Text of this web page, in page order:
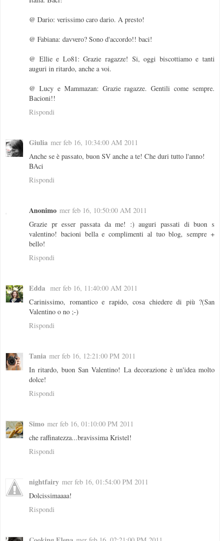
@ Dario: verissimo caro dario. A presto!
@ Fabiana: davvero? Sono d'accordo!! baci!
@ Ellie e Lo81: Grazie ragazze! Si, oggi biscottiamo e tanti
auguri in ritardo, anche a voi.
@ Lucy e Mammazan: Grazie ragazze. Gentili come sempre.
Bacioni!!
Rispondi
Giulia mer feb 16, 10:34:00 AM 2011
Anche se è passato, buon SV anche a te! Che duri tutto l'anno!
BAci
Rispondi
Anonimo mer feb 16, 10:50:00 AM 2011
Grazie pr esser passata da me! :) auguri passati di buon s
valentino! bacioni bella e complimenti al tuo blog, sempre +
bello!
Rispondi
Edda mer feb 16, 11:40:00 AM 2011
Carinissimo, romantico e rapido, cosa chiedere di più ?(San
Valentino o no ;-)
Rispondi
Tania mer feb 16, 12:21:00 PM 2011
In ritardo, buon San Valentino! La decorazione è un'idea molto
dolce!
Rispondi
Simo mer feb 16, 01:10:00 PM 2011
che raffinatezza...bravissima Kristel!
Rispondi
nightfairy mer feb 16, 01:54:00 PM 2011
Dolcissimaaaa!
Rispondi